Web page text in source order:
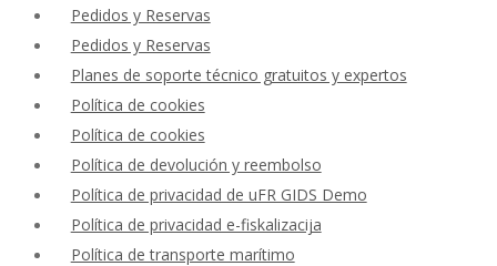
Pedidos y Reservas
Pedidos y Reservas
Planes de soporte técnico gratuitos y expertos
Política de cookies
Política de cookies
Política de devolución y reembolso
Política de privacidad de uFR GIDS Demo
Política de privacidad e-fiskalizacija
Política de transporte marítimo